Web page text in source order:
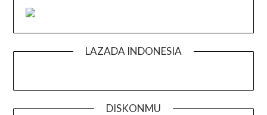
LAZADA INDONESIA
DISKONMU